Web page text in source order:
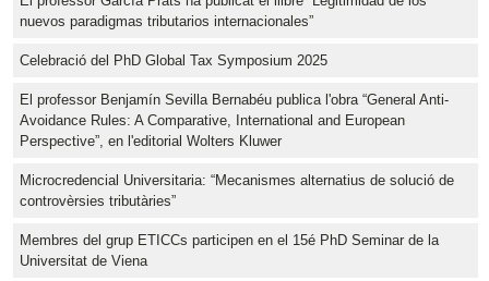
nuevos paradigmas tributarios internacionales”
Celebració del PhD Global Tax Symposium 2025
El professor Benjamín Sevilla Bernabéu publica l'obra “General Anti-
Avoidance Rules: A Comparative, International and European
Perspective”, en l'editorial Wolters Kluwer
Microcredencial Universitaria: “Mecanismes alternatius de solució de
controvèrsies tributàries”
Membres del grup ETICCs participen en el 15é PhD Seminar de la
Universitat de Viena